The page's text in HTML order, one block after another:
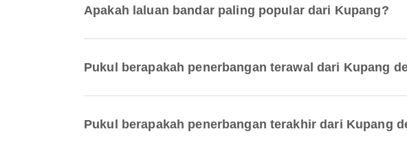
Apakah laluan bandar paling popular dari Kupang?
Pukul berapakah penerbangan terawal dari Kupang
Pukul berapakah penerbangan terakhir dari Kupang